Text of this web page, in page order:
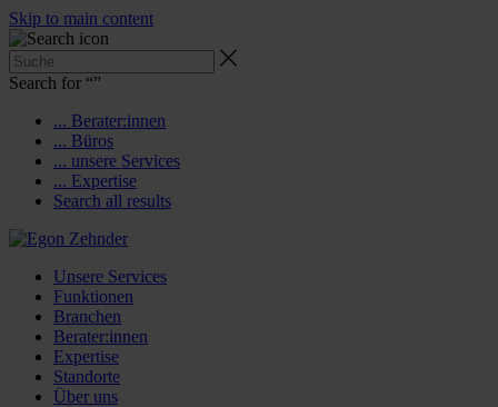
Skip to main content
Search for “”
... Berater:innen
... Büros
... unsere Services
... Expertise
Search all results
Unsere Services
Funktionen
Branchen
Berater:innen
Expertise
Standorte
Über uns